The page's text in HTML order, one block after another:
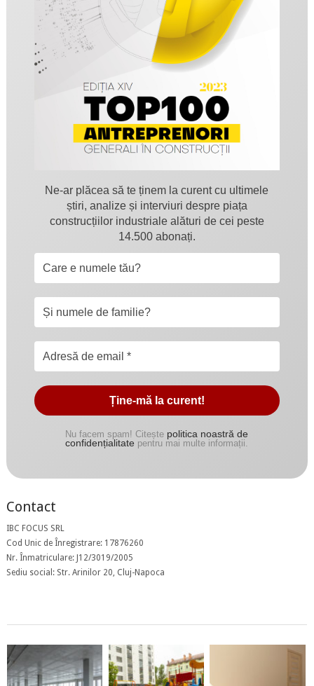
Ne-ar plăcea să te ținem la curent cu ultimele
știri, analize și interviuri despre piața
construcțiilor industriale alături de cei peste
14.500 abonați.
Nu facem spam! Citește politica noastră de
confidențialitate pentru mai multe informații.
Contact
IBC FOCUS SRL
Cod Unic de Înregistrare: 17876260
Nr. Înmatriculare: J12/3019/2005
Sediu social: Str. Arinilor 20, Cluj-Napoca